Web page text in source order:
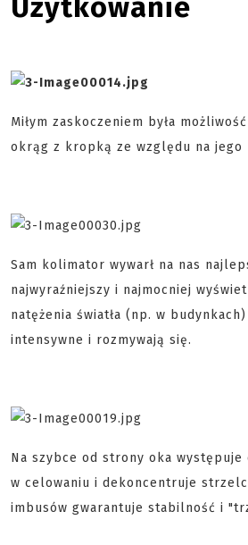
Użytkowanie
Miłym zaskoczeniem była
okrąg z kropką ze względu na jego
Sam kolimator wywarł na nas
najwyraźniejszy i najmocniej
natężenia światła (np. w
intensywne i rozmywają się.
Na szybce od strony oka
w celowaniu i dekoncentruje
imbusów gwarantuje stabilność i